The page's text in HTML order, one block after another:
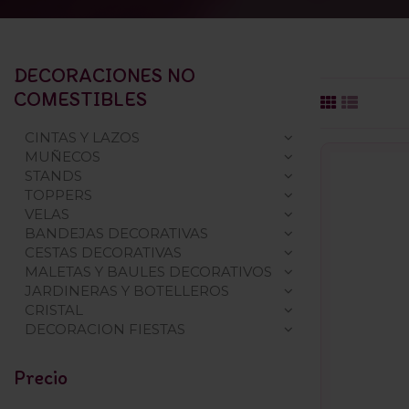
DECORACIONES NO
COMESTIBLES
CINTAS Y LAZOS
MUÑECOS
STANDS
TOPPERS
VELAS
BANDEJAS DECORATIVAS
CESTAS DECORATIVAS
MALETAS Y BAULES DECORATIVOS
JARDINERAS Y BOTELLEROS
CRISTAL
DECORACION FIESTAS
Precio